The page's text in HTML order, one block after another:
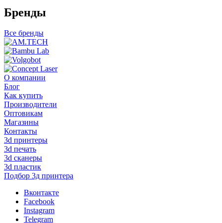
Бренды
Все бренды
О компании
Блог
Как купить
Производители
Оптовикам
Магазины
Контакты
3d принтеры
3d печать
3d сканеры
3d пластик
Подбор 3д принтера
Вконтакте
Facebook
Instagram
Telegram